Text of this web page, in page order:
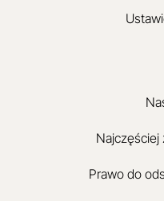
Najczęściej
Prawo do